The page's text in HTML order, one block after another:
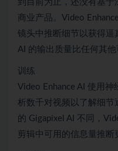
到目前为止，还没有基
商业产品。Video
镜头中推断细节以获得逼
AI 的输出质量比任何其他
训练
Video Enhance AI 使用
析数千对视频以了解细节
的 Gigapixel AI 不同，
剪辑中可用的信息量推断